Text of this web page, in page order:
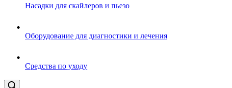
Насадки для скайлеров и пьезо
Оборудование для диагностики и лечения
Средства по уходу